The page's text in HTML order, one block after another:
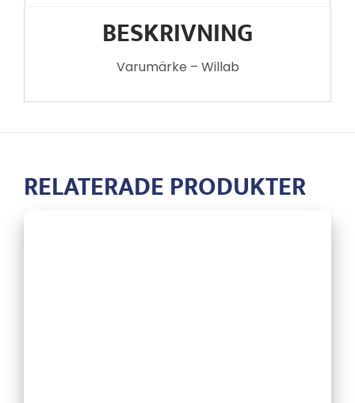
BESKRIVNING
Varumärke – Willab
RELATERADE PRODUKTER